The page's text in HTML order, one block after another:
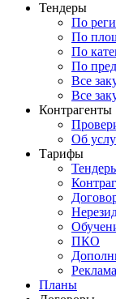
Тендеры
По
По
По
По
Все
Все
Контрагенты
Об
Тарифы
ПКО
Планы